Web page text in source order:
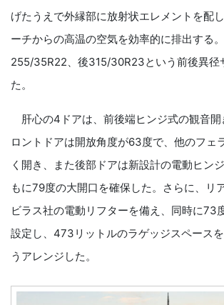
げたうえで外縁部に放射状エレメントを配
ーチからの高温の空気を効率的に排出する
255/35R22、後315/30R23という前後異径
た。
肝心の4ドアは、前後端ヒンジ式の観音開
ロントドアは開放角度が63度で、他のフェ
く開き、また後部ドアは新設計の電動ヒン
もに79度の大開口を確保した。さらに、リ
ビラス社の電動リフターを備え、同時に73
設定し、473リットルのラゲッジスペース
うアレンジした。